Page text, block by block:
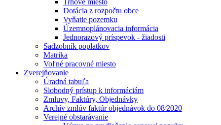
Trhové miesto
Dotácia z rozpočtu obce
Vyňatie pozemku
Územnoplánovacia informácia
Jednorazový príspevok - žiadosti
Sadzobník poplatkov
Matrika
Voľné pracovné miesto
Zverejňovanie
Úradná tabuľa
Slobodný prístup k informáciám
Zmluvy, Faktúry, Objednávky
Archív zmlúv faktúr objednávok do 08⁄2020
Verejné obstarávanie